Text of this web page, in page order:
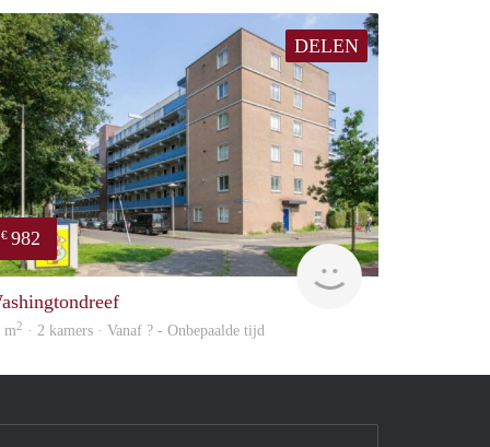
DELEN
€ 982
finder
m2 · 2 kamers · Vanaf ? - Onbepaalde tijd